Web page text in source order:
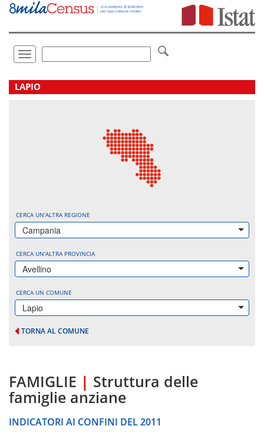
Vai
direttamente
Toggle
navigation
LAPIO
CERCA UN'ALTRA REGIONE
Campania
CERCA UN'ALTRA PROVINCIA
Avellino
CERCA UN COMUNE
Lapio
TORNA AL COMUNE
FAMIGLIE | Struttura delle
famiglie anziane
INDICATORI AI CONFINI DEL 2011